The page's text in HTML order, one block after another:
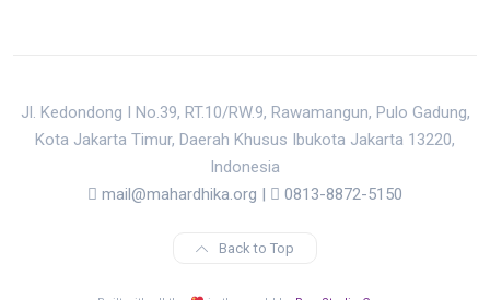
Jl. Kedondong I No.39, RT.10/RW.9, Rawamangun, Pulo Gadung,
Kota Jakarta Timur, Daerah Khusus Ibukota Jakarta 13220,
Indonesia
mail@mahardhika.org | 0813-8872-5150
Back to Top